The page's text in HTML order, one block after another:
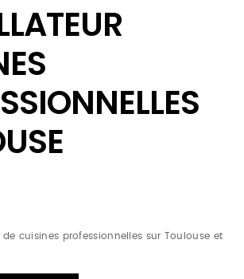
cuisines professionnelles sur Toulouse et